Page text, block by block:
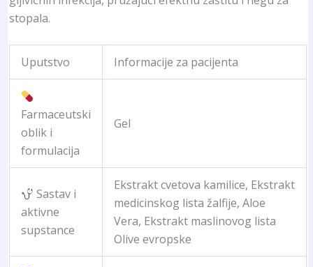
stopala.
Uputstvo Informacije za pacijenta
Farmaceutski
oblik i
formulacija
Gel
Sastav i
aktivne
supstance
Ekstrakt cvetova kamilice, Ekstrakt
medicinskog lista žalfije, Aloe
Vera, Ekstrakt maslinovog lista
Olive evropske